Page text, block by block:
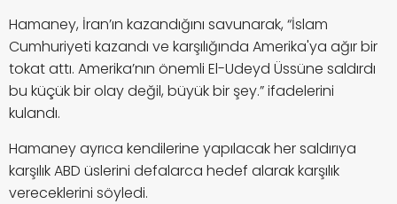
Hamaney, İran’ın kazandığını savunarak, “İslam
Cumhuriyeti kazandı ve karşılığında Amerika'ya ağır bir
tokat attı. Amerika’nın önemli El-Udeyd Üssüne saldırdı
bu küçük bir olay değil, büyük bir şey.” ifadelerini
kulandı.
Hamaney ayrıca kendilerine yapılacak her saldırıya
karşılık ABD üslerini defalarca hedef alarak karşılık
vereceklerini söyledi.